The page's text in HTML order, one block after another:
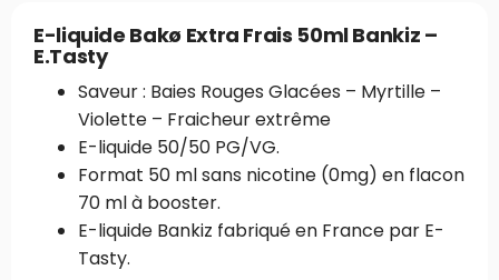
E-liquide Bakø Extra Frais 50ml Bankiz –
E.Tasty
Saveur : Baies Rouges Glacées – Myrtille –
Violette – Fraicheur extrême
E-liquide 50/50 PG/VG.
Format 50 ml sans nicotine (0mg) en flacon
70 ml à booster.
E-liquide Bankiz fabriqué en France par E-
Tasty.